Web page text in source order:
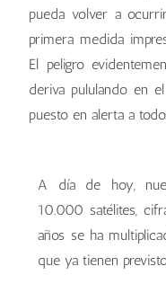
pueda volver a
primera medida
El peligro
deriva pululando en
puesto en alerta a
A día de hoy,
10.000 satélites,
años se ha
que ya tienen